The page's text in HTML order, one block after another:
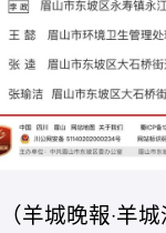
（羊城晚報·羊